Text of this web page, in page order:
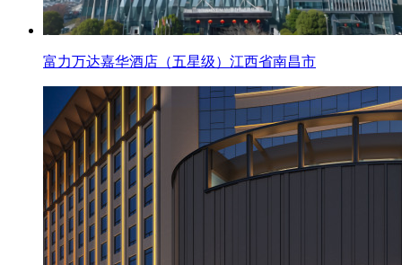
富力万达嘉华酒店（五星级）江西省南昌市